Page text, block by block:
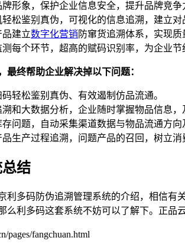
形象，保护企业信息安全，提升品牌竞
松鉴别真伪，可视化的信息追溯，建立
建立数字化营销 防窜货追溯体系，实现
每个环节，超高的赋码识别率，为企业
终帮助企业解决掉以下问题：
轻松鉴别真伪、有效遏制仿品流通。
和大数据分析，企业随时掌握物品信息
问题，自动采集渠道数据与物品流通方
生产过程追溯，问题产品的召回，树立
结
多码防伪追溯管理系统的介绍，相信有
么利多码这套系统不妨可以了解下。正品
pages/fangchuan.html